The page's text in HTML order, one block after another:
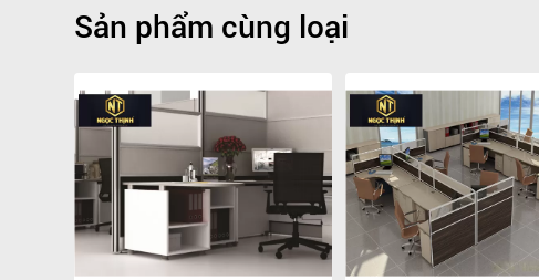
Sản phẩm cùng loại